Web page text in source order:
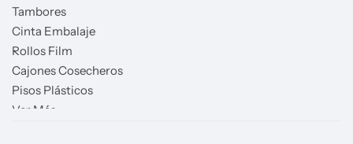
Tambores
Cinta Embalaje
Rollos Film
Cajones Cosecheros
Pisos Plásticos
Ver Más